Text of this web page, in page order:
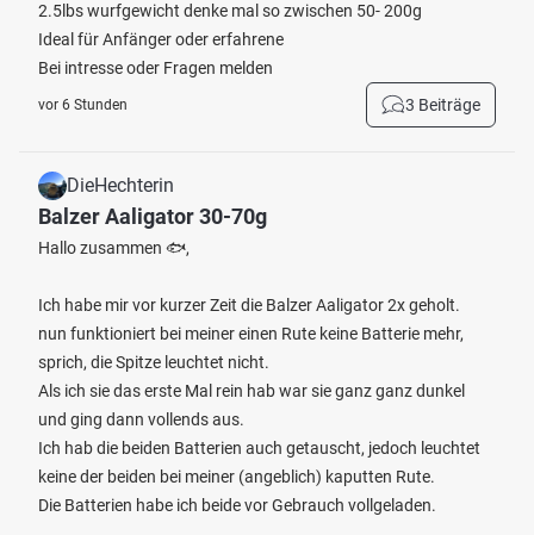
2.5lbs wurfgewicht denke mal so zwischen 50- 200g
Ideal für Anfänger oder erfahrene
Bei intresse oder Fragen melden
vor 6 Stunden 3 Beiträge
DieHechterin
Balzer Aaligator 30-70g
Hallo zusammen 🐟,
Ich habe mir vor kurzer Zeit die Balzer Aaligator 2x geholt.
nun funktioniert bei meiner einen Rute keine Batterie mehr,
sprich, die Spitze leuchtet nicht.
Als ich sie das erste Mal rein hab war sie ganz ganz dunkel
und ging dann vollends aus.
Ich hab die beiden Batterien auch getauscht, jedoch leuchtet
keine der beiden bei meiner (angeblich) kaputten Rute.
Die Batterien habe ich beide vor Gebrauch vollgeladen.